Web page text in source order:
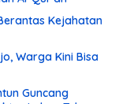
Kejahatan
Warga Kini Bisa
Guncang